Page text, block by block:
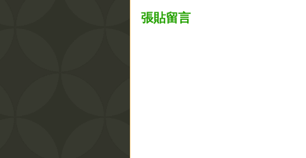
張貼留言